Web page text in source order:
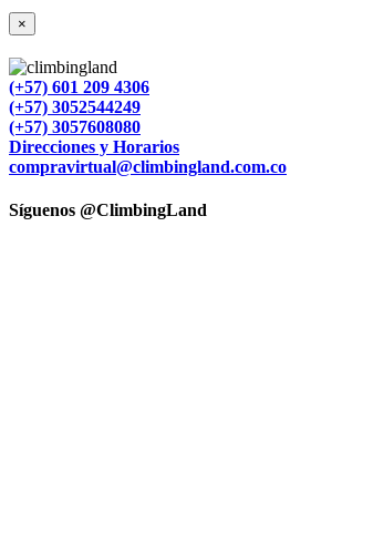
Close
product
quick
view
×
(+57) 601 209 4306
(+57) 3052544249
(+57) 3057608080
Direcciones y Horarios
compravirtual@climbingland.com.co
Síguenos @ClimbingLand